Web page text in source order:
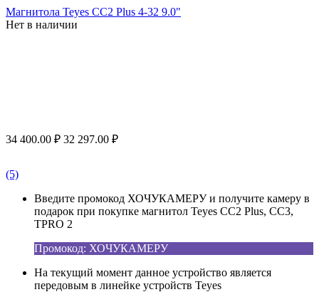
Магнитола Teyes CC2 Plus 4-32 9.0"
Нет в наличии
34 400.00 ₽ 32 297.00 ₽
(5)
Введите промокод ХОЧУКАМЕРУ и получите камеру в
подарок при покупке магнитол Teyes CC2 Plus, CC3,
TPRO 2
Промокод: ХОЧУКАМЕРУ
На текущий момент данное устройство является
передовым в линейке устройств Teyes